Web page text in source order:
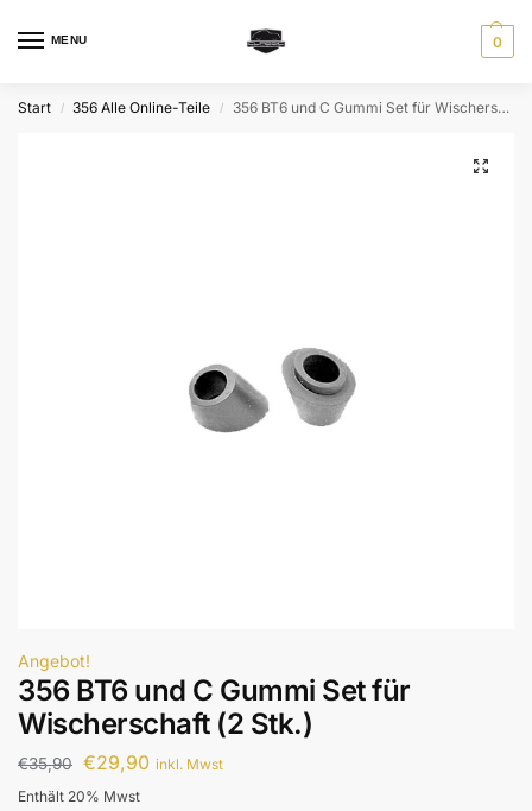
MENU 0
Start / 356 Alle Online-Teile / 356 BT6 und C Gummi Set für Wischerschaft (2 Stk.)
Angebot!
356 BT6 und C Gummi Set für
Wischerschaft (2 Stk.)
€35,90 €29,90 inkl. Mwst
Enthält 20% Mwst